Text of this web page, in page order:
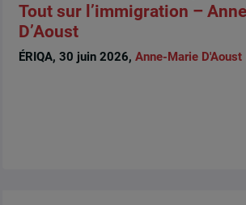
Tout sur l’immigration –
D’Aoust
ÉRIQA, 30 juin 2026, Anne-Marie D'Aoust